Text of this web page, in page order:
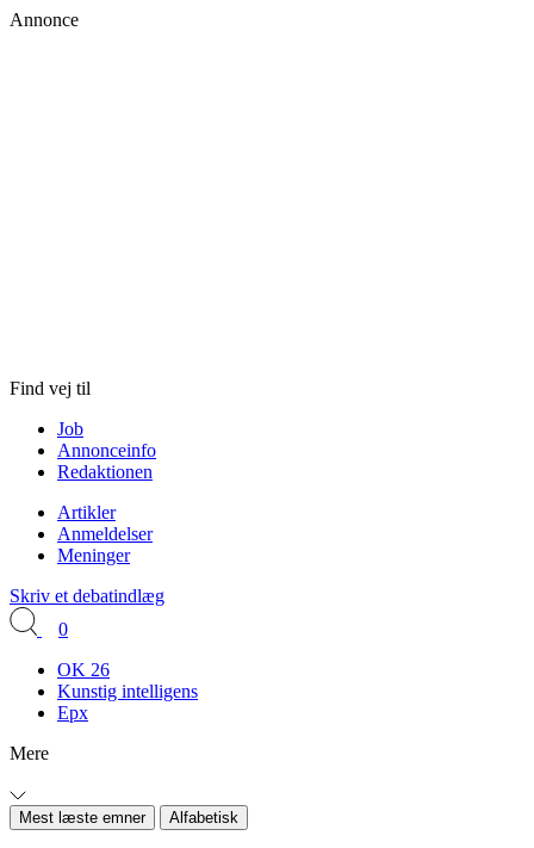
Annonce
Find vej til
Job
Annonceinfo
Redaktionen
Artikler
Anmeldelser
Meninger
Skriv et debatindlæg
0
OK 26
Kunstig intelligens
Epx
Mere
Mest læste emner Alfabetisk